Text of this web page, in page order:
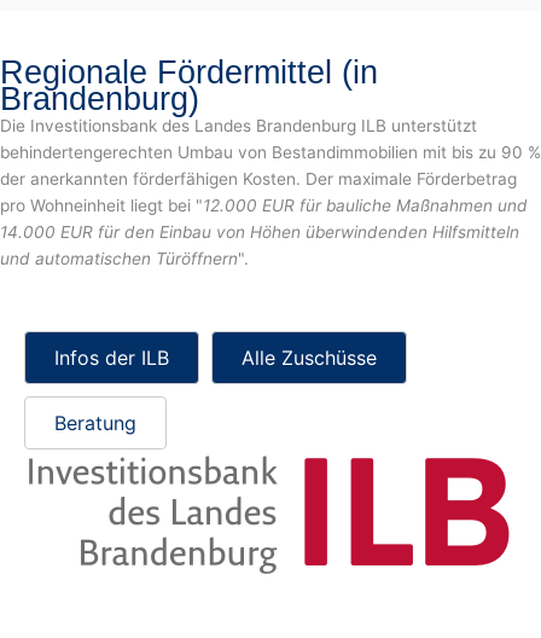
Regionale Fördermittel (in
Brandenburg)
Die Investitionsbank des Landes Brandenburg ILB unterstützt
behindertengerechten Umbau von Bestandimmobilien mit bis zu 90 %
der anerkannten förderfähigen Kosten. Der maximale Förderbetrag
pro Wohneinheit liegt bei "12.000 EUR für bauliche Maßnahmen und
14.000 EUR für den Einbau von Höhen überwindenden Hilfsmitteln
und automatischen Türöffnern".
Infos der ILB Alle Zuschüsse
Beratung